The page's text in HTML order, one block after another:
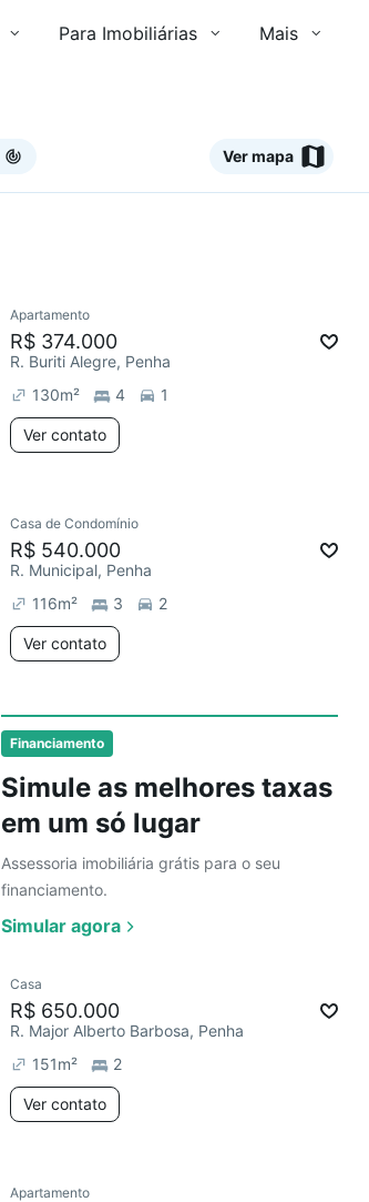
Para Imobiliárias Mais
Ver mapa
Financiamento
Simule as melhores taxas
em um só lugar
Assessoria imobiliária grátis para o seu
financiamento.
Simular agora
Redecorar
Apartamento
R$ 374.000
R. Buriti Alegre, Penha
130m² 4 1
Ver contato
Redecorar
Casa de Condomínio
R$ 540.000
R. Municipal, Penha
116m² 3 2
Ver contato
Ver
Casa
R$ 650.000
R. Major Alberto Barbosa, Penha
151m² 2
Ver contato
Apartamento